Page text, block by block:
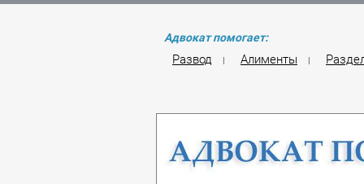
Адвокат помогает:
Развод | Алименты |